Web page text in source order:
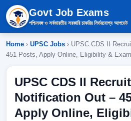
Govt Job Exams
পশ্চিমবঙ্গ ও সর্বভারতীয় সরকারি চাকরির নির্ভরযোগ্য আপডেট
Home › UPSC Jobs › UPSC CDS II
451 Posts, Apply Online, Eligibility &
UPSC CDS II
Notification Out –
Apply Online,